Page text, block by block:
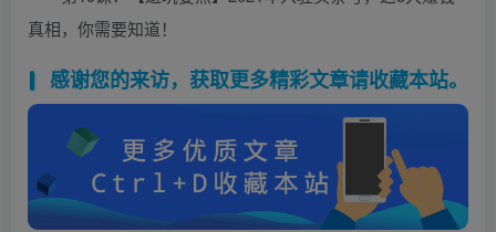
真相，你需要知道！
感谢您的来访，获取更多精彩文章请收藏本站。